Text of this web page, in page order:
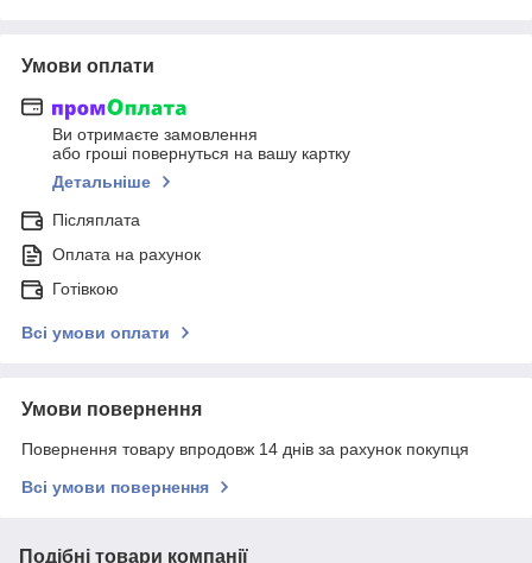
Умови оплати
Ви отримаєте замовлення
або гроші повернуться на вашу картку
Детальніше
Післяплата
Оплата на рахунок
Готівкою
Всі умови оплати
Умови повернення
Повернення товару впродовж 14 днів за рахунок покупця
Всі умови повернення
Подібні товари компанії